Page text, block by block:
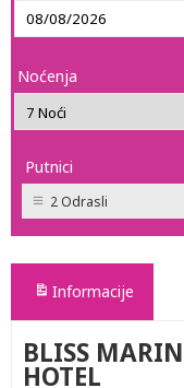
Noćenja
Putnici
2 Odrasli
Informacije
BLISS
HOTEL